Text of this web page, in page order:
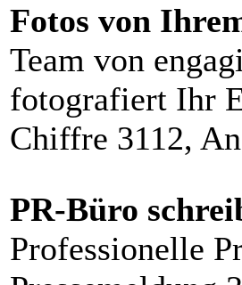
Fotos von
Team von
fotografiert Ihr
Chiffre 3112,
PR-Büro
Professionelle